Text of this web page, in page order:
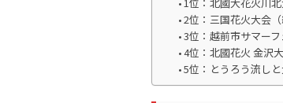
2位：三国花火大会（
3位：越前市サマーフ
4位：北國花火 金沢
5位：とうろう流しと